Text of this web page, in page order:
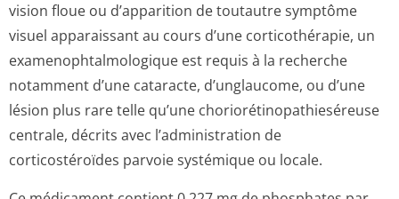
vision floue ou d’apparition de toutautre symptôme
visuel apparaissant au cours d’une corticothérapie, un
examenophtalmo­logique est requis à la recherche
notamment d’une cataracte, d’unglaucome, ou d’une
lésion plus rare telle qu’une choriorétinopat­hieséreuse
centrale, décrits avec l’administration de
corticostéroïdes parvoie systémique ou locale.